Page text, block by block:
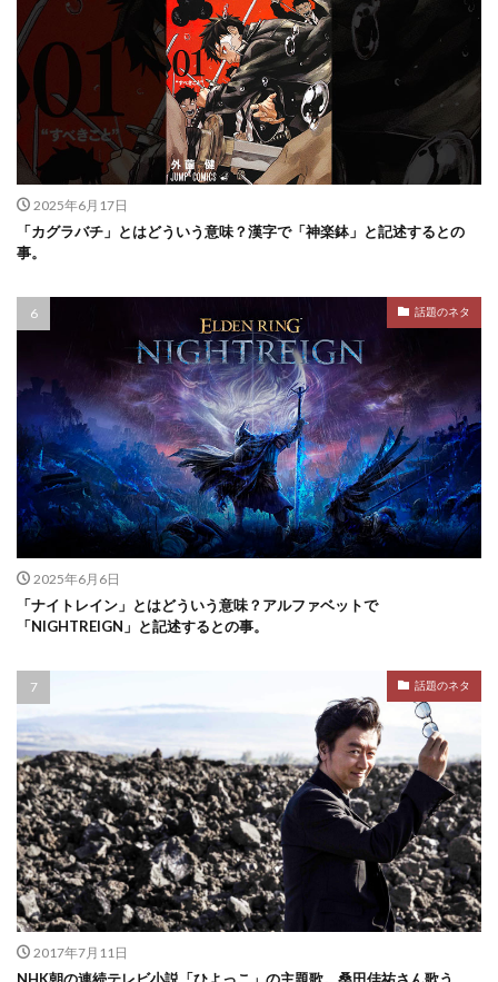
2025年6月17日
「カグラバチ」とはどういう意味？漢字で「神楽鉢」と記述するとの
事。
話題のネタ
2025年6月6日
「ナイトレイン」とはどういう意味？アルファベットで
「NIGHTREIGN」と記述するとの事。
話題のネタ
2017年7月11日